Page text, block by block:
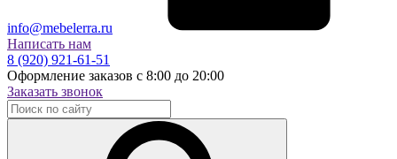
info@mebelerra.ru
Написать нам
8 (920) 921-61-51
Оформление заказов с 8:00 до 20:00
Заказать звонок